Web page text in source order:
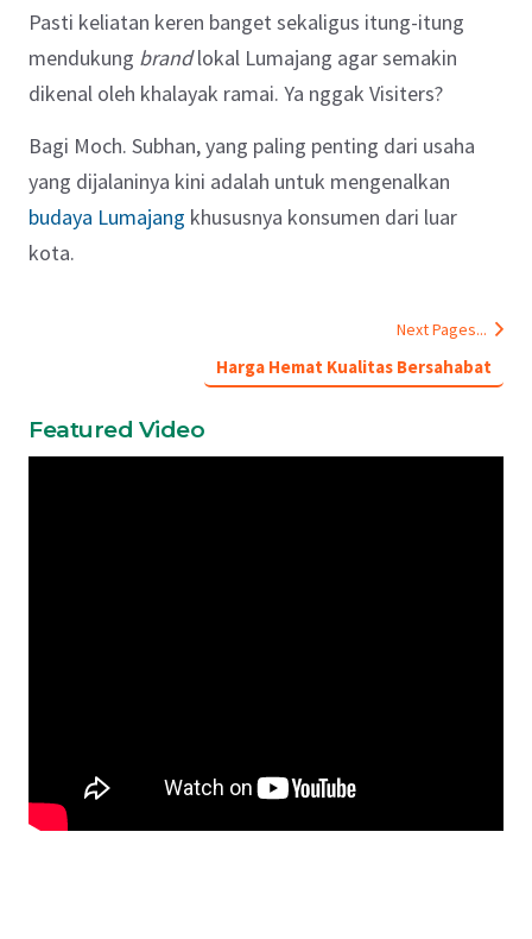
Pasti keliatan keren banget sekaligus itung-itung
mendukung brandlokal Lumajang agar semakin
dikenal oleh khalayak ramai. Ya nggak Visiters?
Bagi Moch. Subhan, yang paling penting dari usaha
yang dijalaninya kini adalah untuk mengenalkan
budaya Lumajang khususnya konsumen dari luar
kota.
Next Pages...
Harga Hemat Kualitas Bersahabat
Featured Video